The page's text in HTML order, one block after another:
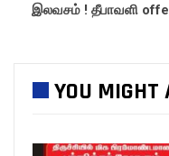
இலவசம் ! தீபாவளி
YOU MIGHT